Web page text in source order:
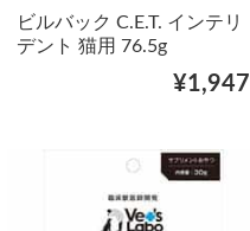
ビルバック C.E.T. インテリ
デント 猫用 76.5g
¥1,947